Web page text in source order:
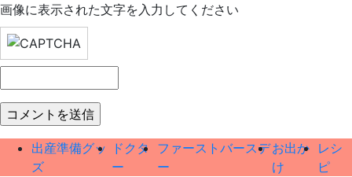
画像に表示された文字を入力してください
出産準備グッ
ズ
ドクタ
ー
ファーストバースデ
ー
お出か
け
レシ
ピ